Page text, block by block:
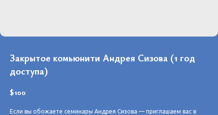
Закрытое комьюнити Андрея Сизова (1 год
доступа)
$100
Если вы обожаете семинары Андрея Сизова — приглашаем вас в